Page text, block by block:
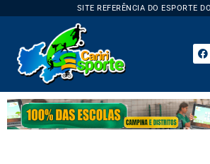
SITE REFERÊNCIA DO ESPORTE